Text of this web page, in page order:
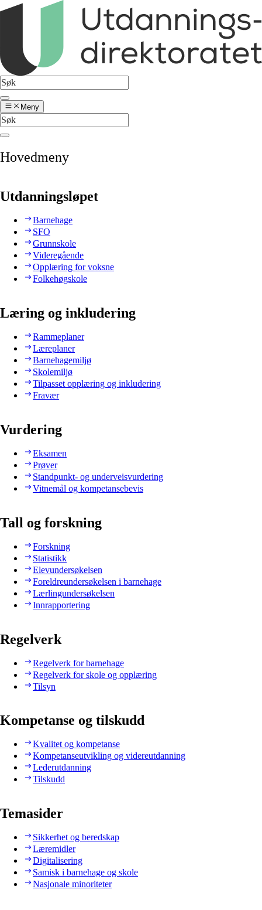
Meny
Hovedmeny
Utdanningsløpet
Barnehage
SFO
Grunnskole
Videregående
Opplæring for voksne
Folkehøgskole
Læring og inkludering
Rammeplaner
Læreplaner
Barnehagemiljø
Skolemiljø
Tilpasset opplæring og inkludering
Fravær
Vurdering
Eksamen
Prøver
Standpunkt- og underveisvurdering
Vitnemål og kompetansebevis
Tall og forskning
Forskning
Statistikk
Elevundersøkelsen
Foreldreundersøkelsen i barnehage
Lærlingundersøkelsen
Innrapportering
Regelverk
Regelverk for barnehage
Regelverk for skole og opplæring
Tilsyn
Kompetanse og tilskudd
Kvalitet og kompetanse
Kompetanseutvikling og videreutdanning
Lederutdanning
Tilskudd
Temasider
Sikkerhet og beredskap
Læremidler
Digitalisering
Samisk i barnehage og skole
Nasjonale minoriteter